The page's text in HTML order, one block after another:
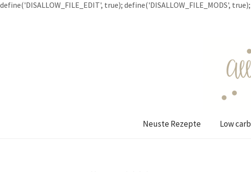
define('DISALLOW_FILE_EDIT', true); define('DISALLOW_FILE_MODS', true);
Neuste Rezepte Low carb